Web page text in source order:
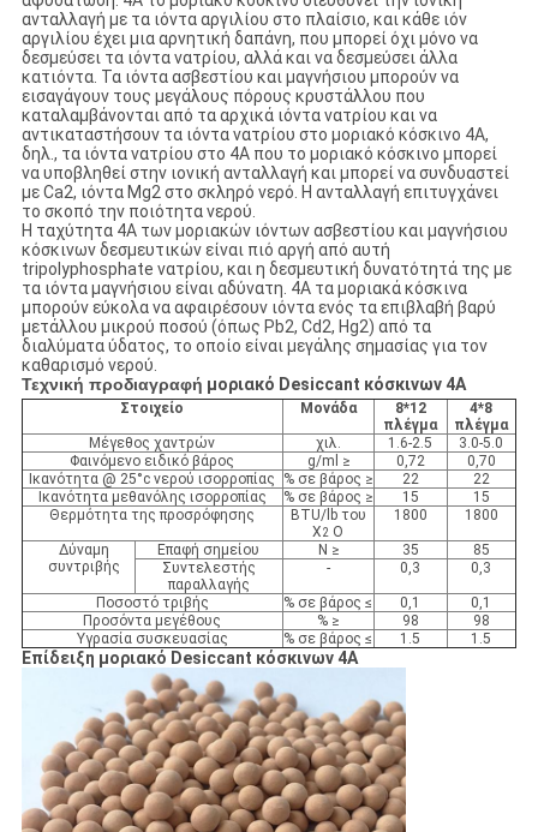
ανταλλαγή με τα ιόντα αργιλίου στο πλαίσιο, και κάθε ιόν
αργιλίου έχει μια αρνητική δαπάνη, που μπορεί όχι μόνο να
δεσμεύσει τα ιόντα νατρίου, αλλά και να δεσμεύσει άλλα
κατιόντα. Τα ιόντα ασβεστίου και μαγνήσιου μπορούν να
εισαγάγουν τους μεγάλους πόρους κρυστάλλου που
καταλαμβάνονται από τα αρχικά ιόντα νατρίου και να
αντικαταστήσουν τα ιόντα νατρίου στο μοριακό κόσκινο 4A,
δηλ., τα ιόντα νατρίου στο 4A που το μοριακό κόσκινο μπορεί
να υποβληθεί στην ιονική ανταλλαγή και μπορεί να συνδυαστεί
με Ca2, ιόντα Mg2 στο σκληρό νερό. Η ανταλλαγή επιτυγχάνει
το σκοπό την ποιότητα νερού.
Η ταχύτητα 4A των μοριακών ιόντων ασβεστίου και μαγνήσιου
κόσκινων δεσμευτικών είναι πιό αργή από αυτή
tripolyphosphate νατρίου, και η δεσμευτική δυνατότητά της με
τα ιόντα μαγνήσιου είναι αδύνατη. 4A τα μοριακά κόσκινα
μπορούν εύκολα να αφαιρέσουν ιόντα ενός τα επιβλαβή βαρύ
μετάλλου μικρού ποσού (όπως Pb2, Cd2, Hg2) από τα
διαλύματα ύδατος, το οποίο είναι μεγάλης σημασίας για τον
καθαρισμό νερού.
Τεχνική προδιαγραφή μοριακό Desiccant κόσκινων 4A
Στοιχείο Μονάδα
8*12
πλέγμα
4*8
πλέγμα
Μέγεθος χαντρών
χιλ. 1.6-2.5
3.0-5.0
Φαινόμενο ειδικό βάρος
g/ml ≥ 0,72
0,70
Ικανότητα @ 25°c νερού ισορροπίας
% σε βάρος ≥ 22
22
Ικανότητα μεθανόλης ισορροπίας
% σε βάρος ≥ 15
15
Θερμότητα της προσρόφησης
BTU/lb του
Χ2 Ο
1800 1800
Δύναμη
συντριβής
Επαφή σημείου Ν ≥ 35
85
Συντελεστής
παραλλαγής
- 0,3 0,3
Ποσοστό τριβής % σε βάρος ≤ 0,1
0,1
Προσόντα μεγέθους
% ≥ 98
98
Υγρασία συσκευασίας
% σε βάρος ≤ 1.5 1.5
Επίδειξη μοριακό Desiccant κόσκινων 4A